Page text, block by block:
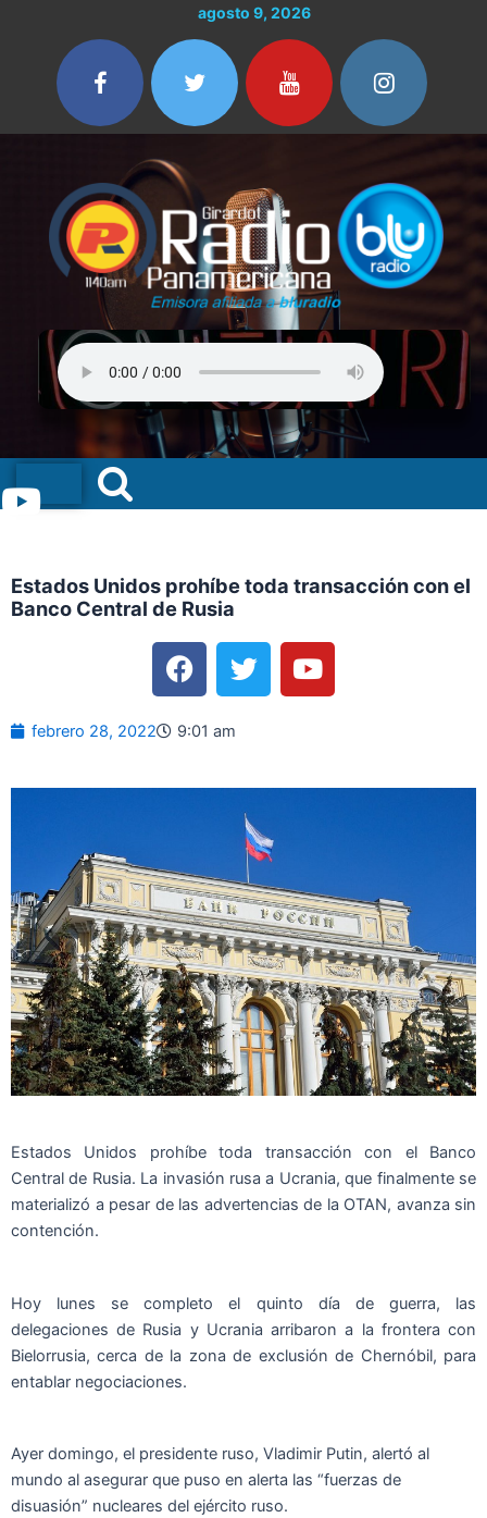
contenido
agosto 9, 2026
Menu
Estados Unidos prohíbe toda transacción con el
Banco Central de Rusia
F
a
c
e
T
w
i
r
Y
o
u
febrero 28, 2022 9:01 am
Estados Unidos prohíbe toda transacción con el Banco
Central de Rusia. La invasión rusa a Ucrania, que finalmente se
materializó a pesar de las advertencias de la OTAN, avanza sin
contención.
Hoy lunes se completo el quinto día de guerra, las
delegaciones de Rusia y Ucrania arribaron a la frontera con
Bielorrusia, cerca de la zona de exclusión de Chernóbil, para
entablar negociaciones.
Ayer domingo, el presidente ruso, Vladimir Putin, alertó al
mundo al asegurar que puso en alerta las “fuerzas de
disuasión” nucleares del ejército ruso.